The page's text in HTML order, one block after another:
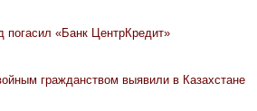
погасил «Банк ЦентрКредит»
гражданством выявили в Казахстане